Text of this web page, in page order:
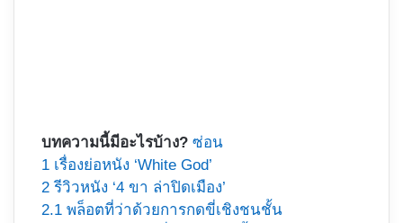
บทความนี้มีอะไรบ้าง? ซ่อน
1 เรื่องย่อหนัง ‘White God’
2 รีวิวหนัง ‘4 ขา ล่าปิดเมือง’
2.1 พล็อตที่ว่าด้วยการกดขี่เชิงชนชั้น